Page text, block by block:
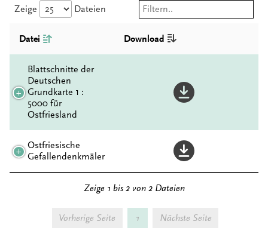
Zeige Dateien
Datei Download
Blattschnitte der
Deutschen
Grundkarte 1 :
5000 für
Ostfriesland
Ostfriesische
Gefallendenkmäler
Zeige 1 bis 2 von 2 Dateien
Vorherige Seite 1 Nächste Seite